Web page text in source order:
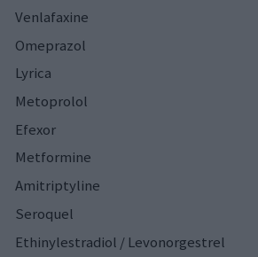
Venlafaxine
Omeprazol
Lyrica
Metoprolol
Efexor
Metformine
Amitriptyline
Seroquel
Ethinylestradiol / Levonorgestrel